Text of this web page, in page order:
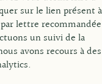
sur le lien présent à
lettre recommandée
un suivi de la
avons recours à des